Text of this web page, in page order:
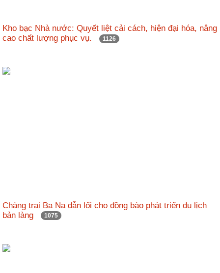
Kho bạc Nhà nước: Quyết liệt cải cách, hiện đại hóa, nâng
cao chất lượng phục vụ.
1126
Chàng trai Ba Na dẫn lối cho đồng bào phát triển du lịch
bản làng
1075